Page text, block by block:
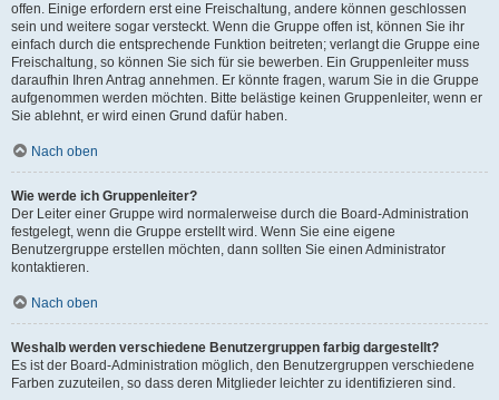
offen. Einige erfordern erst eine Freischaltung, andere können geschlossen
sein und weitere sogar versteckt. Wenn die Gruppe offen ist, können Sie ihr
einfach durch die entsprechende Funktion beitreten; verlangt die Gruppe eine
Freischaltung, so können Sie sich für sie bewerben. Ein Gruppenleiter muss
daraufhin Ihren Antrag annehmen. Er könnte fragen, warum Sie in die Gruppe
aufgenommen werden möchten. Bitte belästige keinen Gruppenleiter, wenn er
Sie ablehnt, er wird einen Grund dafür haben.
Nach oben
Wie werde ich Gruppenleiter?
Der Leiter einer Gruppe wird normalerweise durch die Board-Administration
festgelegt, wenn die Gruppe erstellt wird. Wenn Sie eine eigene
Benutzergruppe erstellen möchten, dann sollten Sie einen Administrator
kontaktieren.
Nach oben
Weshalb werden verschiedene Benutzergruppen farbig dargestellt?
Es ist der Board-Administration möglich, den Benutzergruppen verschiedene
Farben zuzuteilen, so dass deren Mitglieder leichter zu identifizieren sind.